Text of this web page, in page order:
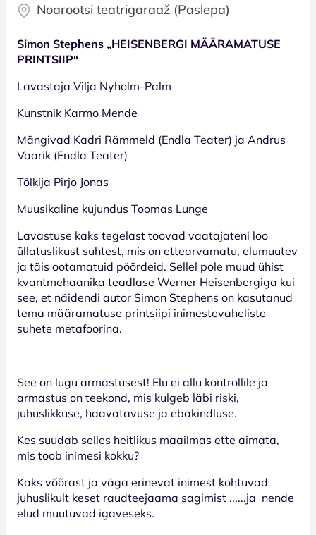
Noarootsi teatrigaraaž (Paslepa)
Simon Stephens „HEISENBERGI MÄÄRAMATUSE
PRINTSIIP“
Lavastaja Vilja Nyholm-Palm
Kunstnik Karmo Mende
Mängivad Kadri Rämmeld (Endla Teater) ja Andrus
Vaarik (Endla Teater)
Tõlkija Pirjo Jonas
Muusikaline kujundus Toomas Lunge
Lavastuse kaks tegelast toovad vaatajateni loo
üllatuslikust suhtest, mis on ettearvamatu, elumuutev
ja täis ootamatuid pöördeid. Sellel pole muud ühist
kvantmehaanika teadlase Werner Heisenbergiga kui
see, et näidendi autor Simon Stephens on kasutanud
tema määramatuse printsiipi inimestevaheliste
suhete metafoorina.
See on lugu armastusest! Elu ei allu kontrollile ja
armastus on teekond, mis kulgeb läbi riski,
juhuslikkuse, haavatavuse ja ebakindluse.
Kes suudab selles heitlikus maailmas ette aimata,
mis toob inimesi kokku?
Kaks võõrast ja väga erinevat inimest kohtuvad
juhuslikult keset raudteejaama sagimist ......ja nende
elud muutuvad igaveseks.